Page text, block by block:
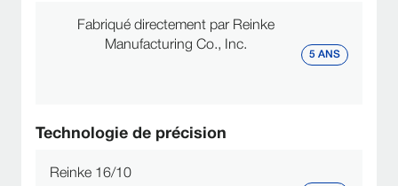
Fabriqué directement par Reinke
Manufacturing Co., Inc.
5 ANS
Technologie de précision
Reinke 16/10